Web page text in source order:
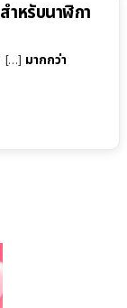
ำหรับนาฬิกา
[…] มากกว่า